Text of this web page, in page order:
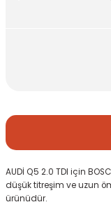
AUDİ Q5 2.0 TDI için
düşük titreşim ve uzun
ürünüdür.